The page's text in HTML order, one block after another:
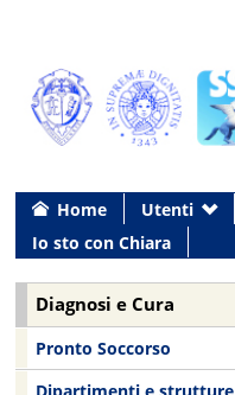
Home Utenti
Io sto con Chiara
Diagnosi e Cura
Pronto Soccorso